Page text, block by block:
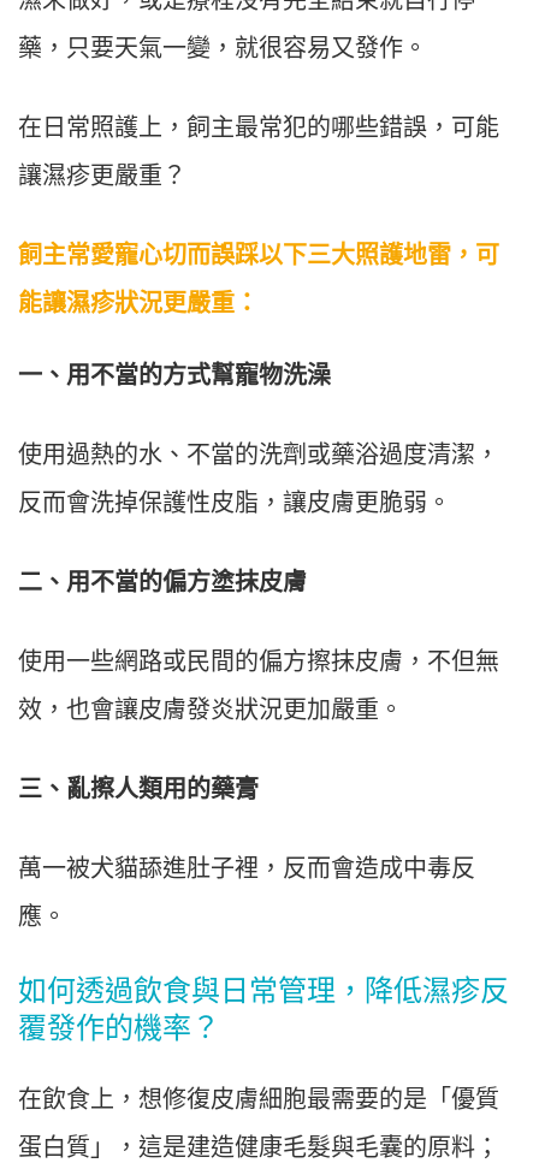
藥，只要天氣一變，就很容易又發作。
在日常照護上，飼主最常犯的哪些錯誤，可能
讓濕疹更嚴重？
飼主常愛寵心切而誤踩以下三大照護地雷，可
能讓濕疹狀況更嚴重：
一、用不當的方式幫寵物洗澡
使用過熱的水、不當的洗劑或藥浴過度清潔，
反而會洗掉保護性皮脂，讓皮膚更脆弱。
二、用不當的偏方塗抹皮膚
使用一些網路或民間的偏方擦抹皮膚，不但無
效，也會讓皮膚發炎狀況更加嚴重。
三、亂擦人類用的藥膏
萬一被犬貓舔進肚子裡，反而會造成中毒反
應。
如何透過飲食與日常管理，降低濕疹反
覆發作的機率？
在飲食上，想修復皮膚細胞最需要的是「優質
蛋白質」，這是建造健康毛髮與毛囊的原料；